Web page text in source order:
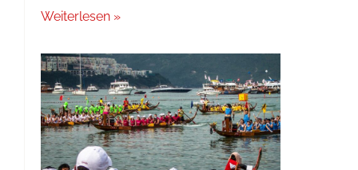
Weiterlesen »